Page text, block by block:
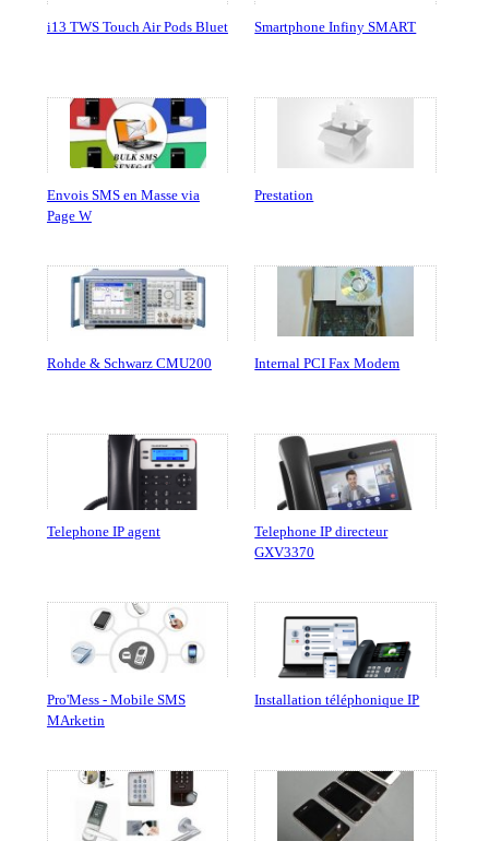
i13 TWS Touch Air Pods Bluet Smartphone Infiny SMART
Envois SMS en Masse via
Page W
Prestation
Rohde & Schwarz CMU200 Internal PCI Fax Modem
Telephone IP agent
Telephone IP directeur
GXV3370
Pro'Mess - Mobile SMS
MArketin
Installation téléphonique IP